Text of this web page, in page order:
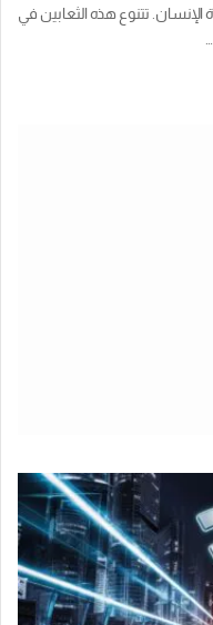
الإنسان. تتنوع هذه الثعابين في